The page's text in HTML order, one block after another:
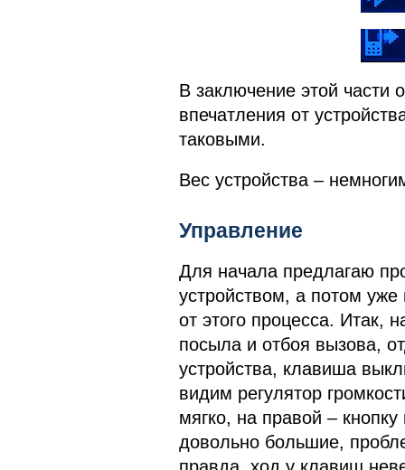
В заключение этой части
впечатления от
таковыми.
Вес устройства –
Управление
Для начала предлагаю
устройством, а потом уже
от этого процесса. Итак,
посыла и отбоя вызова,
устройства, клавиша
видим регулятор
мягко, на правой –
довольно большие,